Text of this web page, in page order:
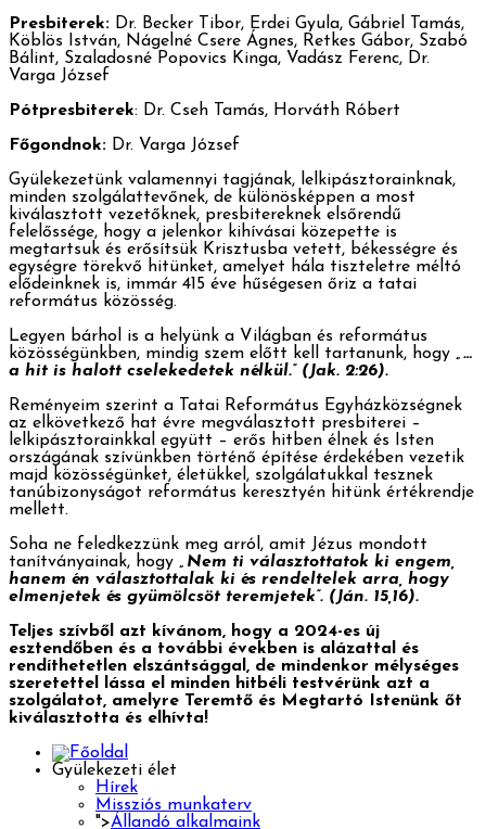
Presbiterek: Dr. Becker Tibor, Erdei Gyula, Gábriel Tamás,
Köblös István, Nágelné Csere Ágnes, Retkes Gábor, Szabó
Bálint, Szaladosné Popovics Kinga, Vadász Ferenc, Dr.
Varga József
Pótpresbiterek: Dr. Cseh Tamás, Horváth Róbert
Főgondnok: Dr. Varga József
Gyülekezetünk valamennyi tagjának, lelkipásztorainknak,
minden szolgálattevőnek, de különösképpen a most
kiválasztott vezetőknek, presbitereknek elsőrendű
felelőssége, hogy a jelenkor kihívásai közepette is
megtartsuk és erősítsük Krisztusba vetett, békességre és
egységre törekvő hitünket, amelyet hála tiszteletre méltó
elődeinknek is, immár 415 éve hűségesen őriz a tatai
református közösség.
Legyen bárhol is a helyünk a Világban és református
közösségünkben, mindig szem előtt kell tartanunk, hogy „…
a hit is halott cselekedetek nélkül.” (Jak. 2:26).
Reményeim szerint a Tatai Református Egyházközségnek
az elkövetkező hat évre megválasztott presbiterei –
lelkipásztorainkkal együtt – erős hitben élnek és Isten
országának szívünkben történő építése érdekében vezetik
majd közösségünket, életükkel, szolgálatukkal tesznek
tanúbizonyságot református keresztyén hitünk értékrendje
mellett.
Soha ne feledkezzünk meg arról, amit Jézus mondott
tanítványainak, hogy „Nem ti választottatok ki engem,
hanem én választottalak ki és rendeltelek arra, hogy
elmenjetek és gyümölcsöt teremjetek”. (Ján. 15,16).
Teljes szívből azt kívánom, hogy a 2024-es új
esztendőben és a további években is alázattal és
rendíthetetlen elszántsággal, de mindenkor mélységes
szeretettel lássa el minden hitbéli testvérünk azt a
szolgálatot, amelyre Teremtő és Megtartó Istenünk őt
kiválasztotta és elhívta!
Gyülekezeti élet
Hírek
Missziós munkaterv
">Állandó alkalmaink